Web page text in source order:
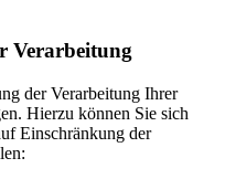
Verarbeitung
der Verarbeitung Ihrer
Hierzu können Sie sich
Einschränkung der